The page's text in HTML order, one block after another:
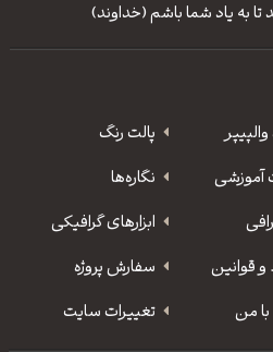
به یاد شما باشم (خداوند)
پالت رنگ
آموزشی
نگاره‌ها
ابزارهای گرافیکی
قوانین
سفارش پروژه
من تغییرات سایت